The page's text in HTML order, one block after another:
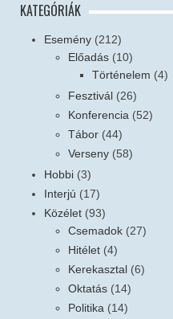
KATEGÓRIÁK
Esemény (212)
Előadás (10)
Történelem (4)
Fesztivál (26)
Konferencia (52)
Tábor (44)
Verseny (58)
Hobbi (3)
Interjú (17)
Közélet (93)
Csemadok (27)
Hitélet (4)
Kerekasztal (6)
Oktatás (14)
Politika (14)